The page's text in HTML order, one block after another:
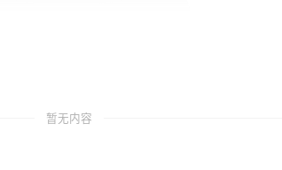
暂无内容